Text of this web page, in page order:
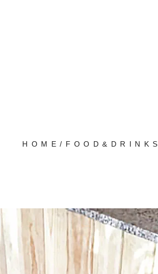
HOME / FOOD&DRINKS